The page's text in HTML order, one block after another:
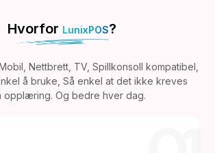
Hvorfor LunixPOS?
Nettbrett, TV, Spillkonsoll kompatibel,
å bruke, Så enkel at det ikke kreves
opplæring. Og bedre hver dag.